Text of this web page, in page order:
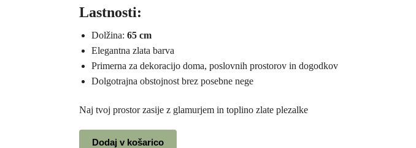
Lastnosti:
Dolžina: 65 cm
Elegantna zlata barva
Primerna za dekoracijo doma, poslovnih prostorov in dogodkov
Dolgotrajna obstojnost brez posebne nege
Naj tvoj prostor zasije z glamurjem in toplino zlate plezalke
Dodaj v košarico